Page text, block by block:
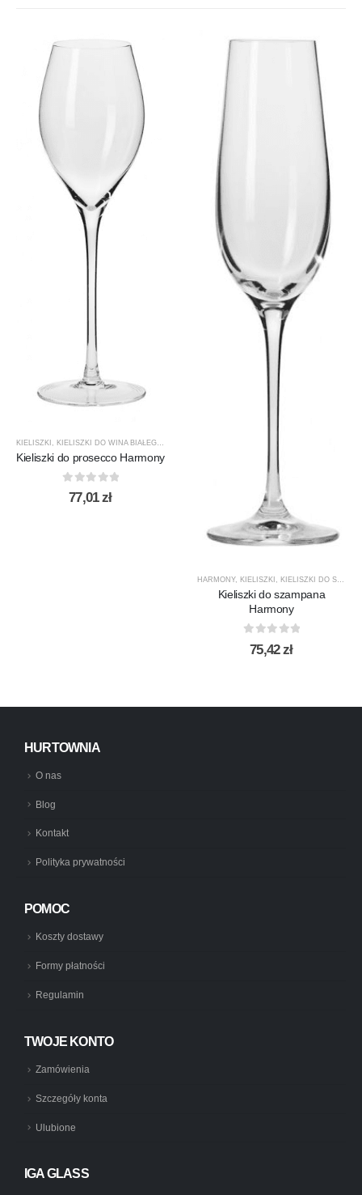
KIELISZKI KIELISZKI DO WINA BIAŁEGO
Kieliszki do prosecco Harmony
out of 5
77,01zł
HARMONY, KIELISZKI , KIELISZKI DO SZAMPANA
Kieliszki do szampana
Harmony
out of 5
75,42zł
HURTOWNIA
O nas
Blog
Kontakt
Polityka prywatności
POMOC
Koszty dostawy
Formy płatności
Regulamin
TWOJE KONTO
Zamówienia
Szczegóły konta
Ulubione
IGA GLASS